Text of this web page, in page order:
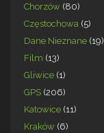
Chorzów (80)
Częstochowa (5)
Dane Nieznane (19)
Film (13)
Gliwice (1)
GPS (206)
Katowice (11)
Kraków (6)